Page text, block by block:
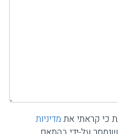
כי קראתי את מדיניות